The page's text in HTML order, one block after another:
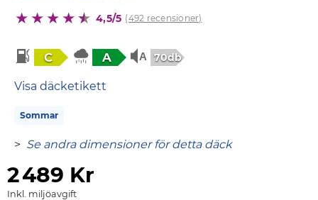
4,5/5 (492 recensioner)
C A 70db
Visa däcketikett
Sommar
> Se andra dimensioner för detta däck
2489 Kr
Inkl. miljöavgift